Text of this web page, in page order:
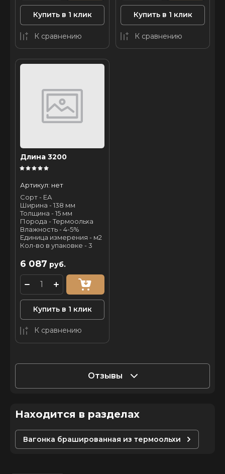
Купить в 1 клик
К сравнению
Купить в 1 клик
К сравнению
Длина 3200
Артикул: нет
Сорт - ЕА
Ширина - 138 мм
Толщина - 15 мм
Порода - Термоольха
Влажность - 4-5%
Единица измерения - м2
Кол-во в упаковке - 3
6 087 руб.
Купить в 1 клик
К сравнению
Отзывы
Находится в разделах
Вагонка брашированная из термоольхи